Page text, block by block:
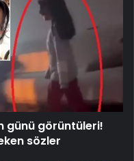
günü görüntüleri!
sözler